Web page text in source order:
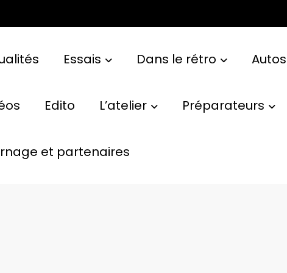
Essais Dans le rétro
Edito L’atelier Préparateurs
et partenaires